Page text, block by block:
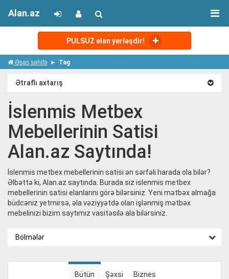
PULSUZ elan yerləşdir!
Alan.az
Əsas səhifə Tag
Ətraflı axtarış
İslenmis Metbex
Mebellerinin Satisi
Alan.az Saytında!
İslenmis metbex mebellerinin satisi ən sərfəli harada ola bilər?
Əlbəttə ki, Alan.az saytında. Burada siz islenmis metbex
mebellerinin satisi elanlarını görə bilərsiniz. Yeni mətbəx almağa
büdcəniz yetmirsə, əla vəziyyətdə olan işlənmiş mətbəx
mebelinizi bizim saytımız vasitəsilə ala bilərsiniz.
Bölmələr
Bütün Şəxsi Biznes